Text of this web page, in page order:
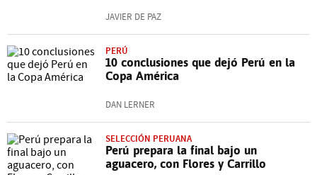
JAVIER DE PAZ
PERÚ
10 conclusiones que dejó Perú en la
Copa América
DAN LERNER
SELECCIÓN PERUANA
Perú prepara la final bajo un
aguacero, con Flores y Carrillo